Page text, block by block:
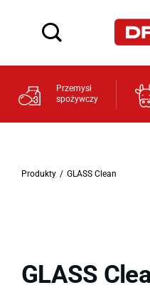
Przemysł
spożywczy
Produkty / GLASS Clean
GLASS